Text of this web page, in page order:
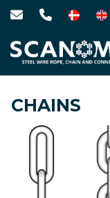
Skip
main
content
CHAINS